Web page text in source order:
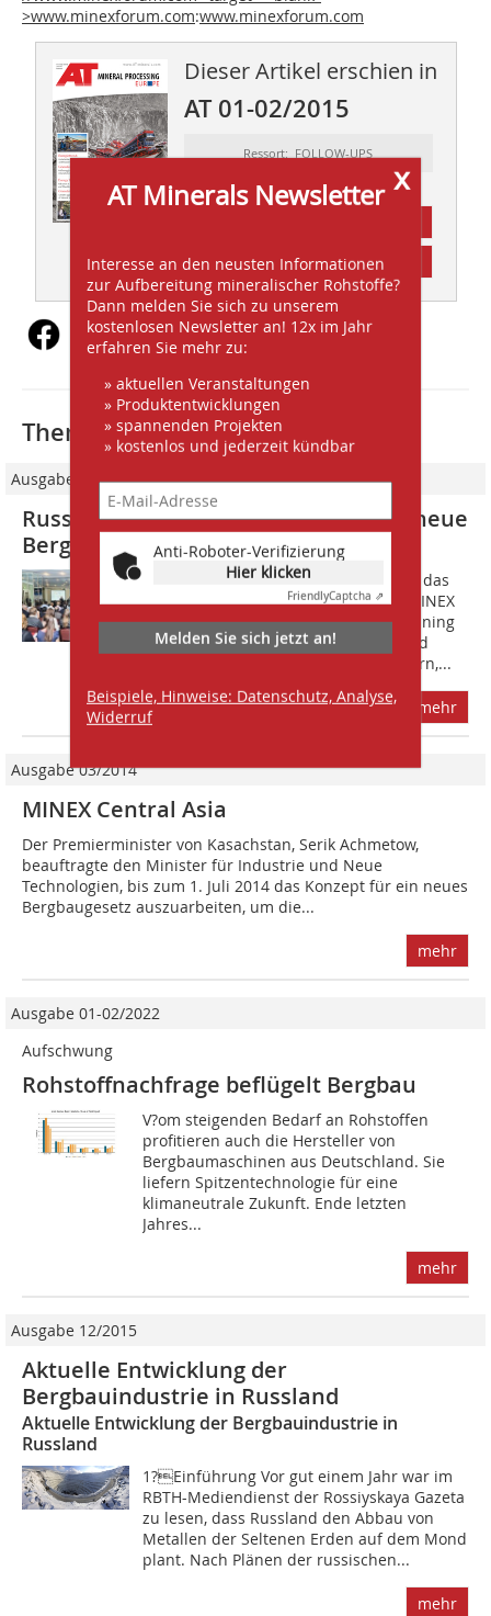
>www.minexforum.com:www.minexforum.com
Dieser Artikel erschien in
AT 01-02/2015
Ressort: FOLLOW-UPS
Inhaltsverzeichnis
x
AT Minerals Newsletter
Interesse an den neusten Informationen
zur Aufbereitung mineralischer Rohstoffe?
Dann melden Sie sich zu unserem
kostenlosen Newsletter an! 12x im Jahr
erfahren Sie mehr zu:
» aktuellen Veranstaltungen
» Produktentwicklungen
» spannenden Projekten
» kostenlos und jederzeit kündbar
Anti-Roboter-Verifizierung
Hier klicken
FriendlyCaptcha ⇗
Melden Sie sich jetzt an!
Beispiele, Hinweise: Datenschutz, Analyse,
Widerruf
Thematisch passende Artikel:
Ausgabe 09/2013
Russland soll ­attraktiver werden für neue
Bergbauunternehmen
V?om 01.-03.10.2013 findet in Moskau das
Forum für Bergbau und Erkundung MINEX
Russland 2013 (MINEX Russia 2013 Mining
and Exploration Forum) statt. Russland
gehört zu den zehn führenden Ländern,...
mehr
Ausgabe 03/2014
MINEX Central Asia
Der Premierminister von Kasachstan, Serik Achmetow,
beauftragte den Minister für Industrie und Neue
Technologien, bis zum 1. Juli 2014 das Konzept für ein neues
Bergbaugesetz auszuarbeiten, um die...
mehr
Ausgabe 01-02/2022
Aufschwung
Rohstoffnachfrage beflügelt Bergbau
V?om steigenden Bedarf an Rohstoffen
profitieren auch die Hersteller von
Bergbaumaschinen aus Deutschland. Sie
liefern Spitzentechnologie für eine
klimaneutrale Zukunft. Ende letzten
Jahres...
mehr
Ausgabe 12/2015
Aktuelle Entwicklung der
Bergbauindustrie in Russland
Aktuelle Entwicklung der Bergbauindustrie in
Russland
1?Einführung Vor gut einem Jahr war im
RBTH-Mediendienst der Rossiyskaya Gazeta
zu lesen, dass Russland den Abbau von
Metallen der Seltenen Erden auf dem Mond
plant. Nach Plänen der russischen...
mehr